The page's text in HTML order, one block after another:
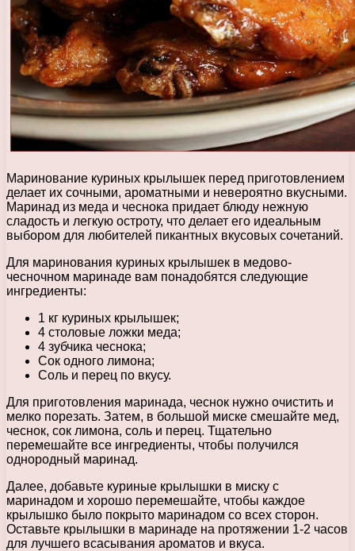
Маринование куриных крылышек перед приготовлением
делает их сочными, ароматными и невероятно вкусными.
Маринад из меда и чеснока придает блюду нежную
сладость и легкую остроту, что делает его идеальным
выбором для любителей пикантных вкусовых сочетаний.
Для маринования куриных крылышек в медово-
чесночном маринаде вам понадобятся следующие
ингредиенты:
1 кг куриных крылышек;
4 столовые ложки меда;
4 зубчика чеснока;
Сок одного лимона;
Соль и перец по вкусу.
Для приготовления маринада, чеснок нужно очистить и
мелко порезать. Затем, в большой миске смешайте мед,
чеснок, сок лимона, соль и перец. Тщательно
перемешайте все ингредиенты, чтобы получился
однородный маринад.
Далее, добавьте куриные крылышки в миску с
маринадом и хорошо перемешайте, чтобы каждое
крылышко было покрыто маринадом со всех сторон.
Оставьте крылышки в маринаде на протяжении 1-2 часов
для лучшего всасывания ароматов и вкуса.